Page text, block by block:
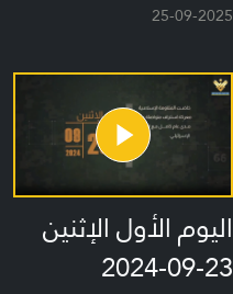
25-09-2025
اليوم الأول الإثنين
23-09-2024